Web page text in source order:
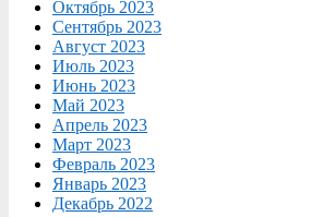
Октябрь 2023
Сентябрь 2023
Август 2023
Июль 2023
Июнь 2023
Май 2023
Апрель 2023
Март 2023
Февраль 2023
Январь 2023
Декабрь 2022